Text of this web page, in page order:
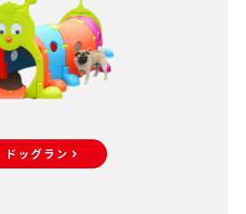
ドッグラン